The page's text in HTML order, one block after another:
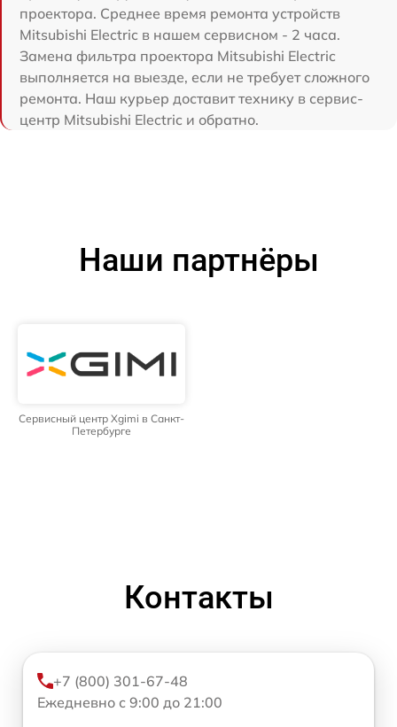
проектора. Среднее время ремонта устройств
Mitsubishi Electric в нашем сервисном - 2 часа.
Замена фильтра проектора Mitsubishi Electric
выполняется на выезде, если не требует сложного
ремонта. Наш курьер доставит технику в сервис-
центр Mitsubishi Electric и обратно.
Наши партнёры
Сервисный центр Xgimi в Санкт-
Петербурге
Контакты
+7 (800) 301-67-48
Ежедневно с 9:00 до 21:00